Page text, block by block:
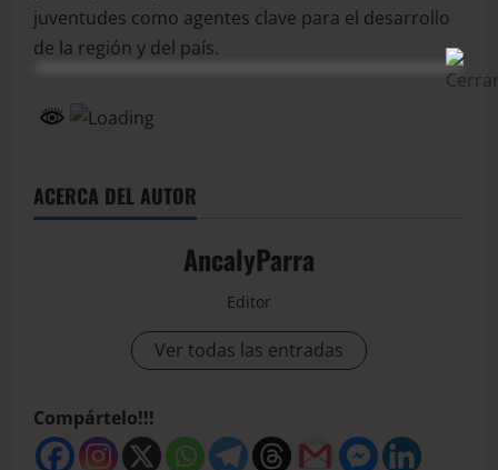
juventudes como agentes clave para el desarrollo
de la región y del país.
ACERCA DEL AUTOR
AncalyParra
Editor
Ver todas las entradas
Compártelo!!!